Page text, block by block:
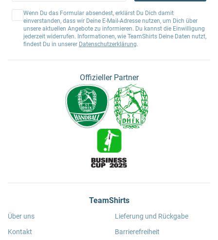
Wenn Du das Formular absendest, erklärst Du Dich damit
einverstanden, dass wir Deine E-Mail-Adresse nutzen, um Dich über
unsere aktuellen Angebote zu informieren. Du kannst die Einwilligung
jederzeit widerrufen. Informationen, wie TeamShirts Deine Daten nutzt,
findest Du in unserer Datenschutzerklärung.
Offizieller Partner
TeamShirts
Über uns
Kontakt
Lieferung und Rückgabe
Barrierefreiheit